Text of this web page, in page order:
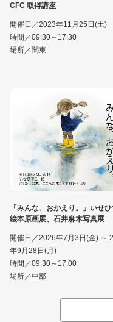
CFC 取得講座
開催日／2023年11月25日(土)
時間／09:30～17:30
場所／関東
「みんな、おかえり。」いせ
絵本原画展、石井麻木写真展
開催日／2026年7月3日(金) ～
年9月28日(月)
時間／09:30～17:00
場所／中部